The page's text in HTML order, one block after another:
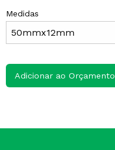
Medidas
Adicionar ao Orçamento